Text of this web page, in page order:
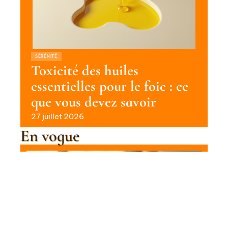
SÉRÉNITÉ
Toxicité des huiles
essentielles pour le foie : ce
que vous devez savoir
27 juillet 2026
En vogue